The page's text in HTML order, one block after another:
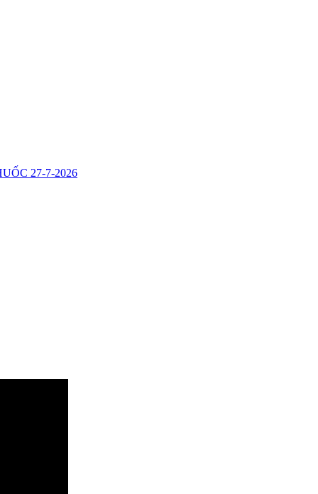
27-7-2026